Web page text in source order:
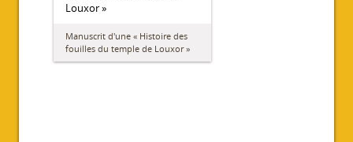
Louxor »
Manuscrit d'une « Histoire des
fouilles du temple de Louxor »